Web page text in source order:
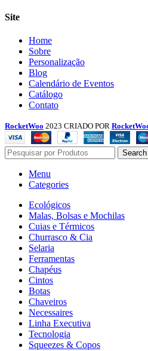
Site
Menu
Home
Sobre
Personalização
Blog
Calendário de Eventos
Catálogo
Contato
RocketWoo 2023 CRIADO POR
Search
Menu
Categories
Ecológicos
Malas, Bolsas e Mochilas
Cuias e Térmicos
Churrasco & Cia
Selaria
Ferramentas
Chapéus
Cintos
Botas
Chaveiros
Necessaires
Linha Executiva
Tecnologia
Squeezes & Copos